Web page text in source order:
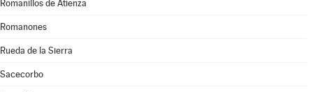
Romanillos de Atienza
Romanones
Rueda de la Sierra
Sacecorbo